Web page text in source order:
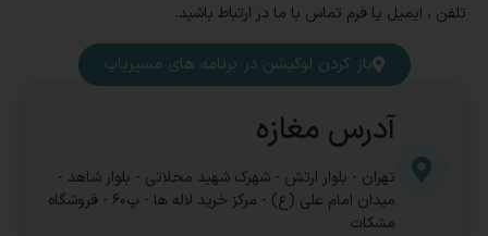
تلفن ، ایمیل یا فرم تماس با ما در ارتباط باشید.
باز کردن لوکیشن در برنامه های مسیریاب
آدرس مغازه
تهران - بلوار ارتش - شهرک شهید محلاتی - بلوار شاهد -
میدان امام علی (ع) - مرکز خرید لاله ها - پ۶۰ - فروشگاه
مشکات